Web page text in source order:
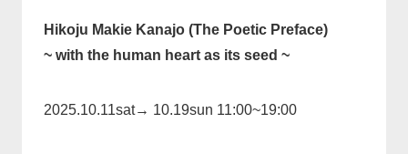
Hikoju Makie Kanajo (The Poetic Preface)
~ with the human heart as its seed ~
2025.10.11sat→ 10.19sun 11:00~19:00